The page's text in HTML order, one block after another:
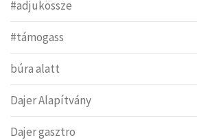
#adjukössze
#támogass
búra alatt
Dajer Alapítvány
Dajer gasztro